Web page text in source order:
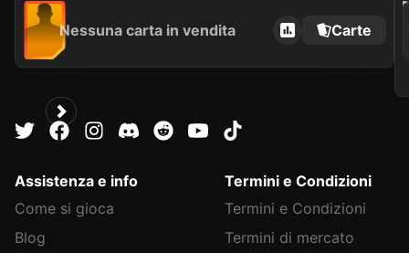
Nessuna carta in vendita Carte
2021
Assistenza e info
Come si gioca
Blog
Termini e Condizioni
Termini e Condizioni
Termini di mercato